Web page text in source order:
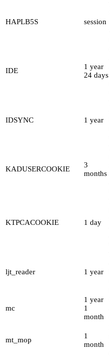
HAPLB5S session
IDE
1 year
24 days
IDSYNC 1 year
KADUSERCOOKIE
3
months
KTPCACOOKIE 1 day
ljt_reader 1 year
mc
1 year
1
month
mt_mop
1
month